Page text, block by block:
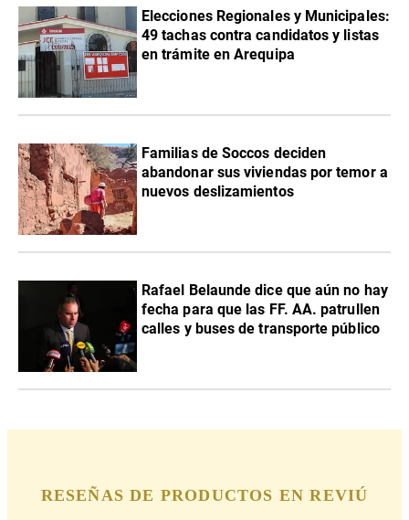
Elecciones Regionales y Municipales:
49 tachas contra candidatos y listas
en trámite en Arequipa
Familias de Soccos deciden
abandonar sus viviendas por temor a
nuevos deslizamientos
Rafael Belaunde dice que aún no hay
fecha para que las FF. AA. patrullen
calles y buses de transporte público